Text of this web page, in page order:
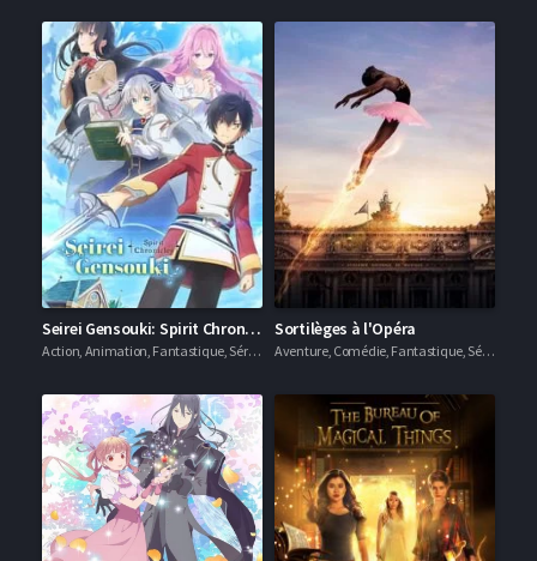
Seirei Gensouki: Spirit Chronicles
Action, Animation, Fantastique, Séries VOSTFR
Sortilèges à l'Opéra
Aventure, Comédie, Fantastique, Séries VF